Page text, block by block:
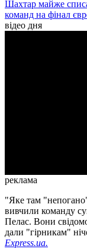
Шахтар майже
команд на фінал
відео дня
реклама
"Яке там
вивчили команду
Пелас. Вони
дали "гірникам"
Express.ua.